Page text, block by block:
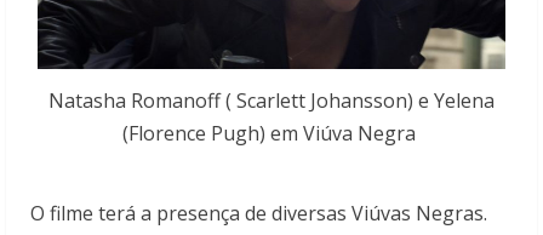
Natasha Romanoff ( Scarlett Johansson) e Yelena
(Florence Pugh) em Viúva Negra
O filme terá a presença de diversas Viúvas Negras.